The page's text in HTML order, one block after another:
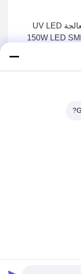
وحدة معالجة UV LED
150W LED
على افضل سعر